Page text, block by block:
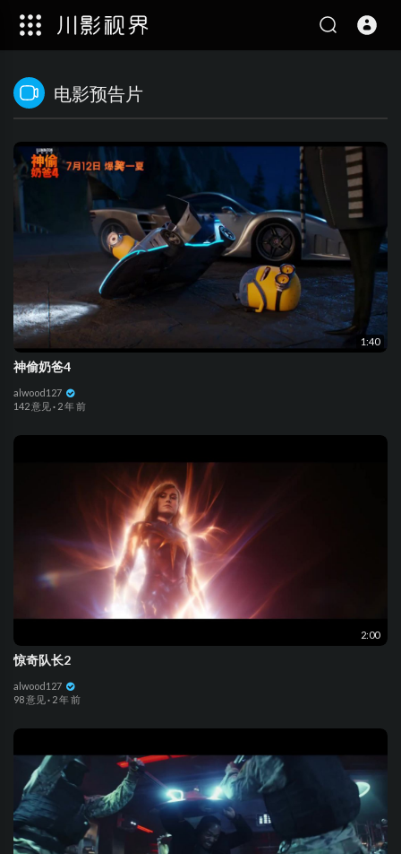
电影预告片
1:40
神偷奶爸4
alwood127
142 意见· 2 年 前
2:00
惊奇队长2
alwood127
98 意见· 2 年 前